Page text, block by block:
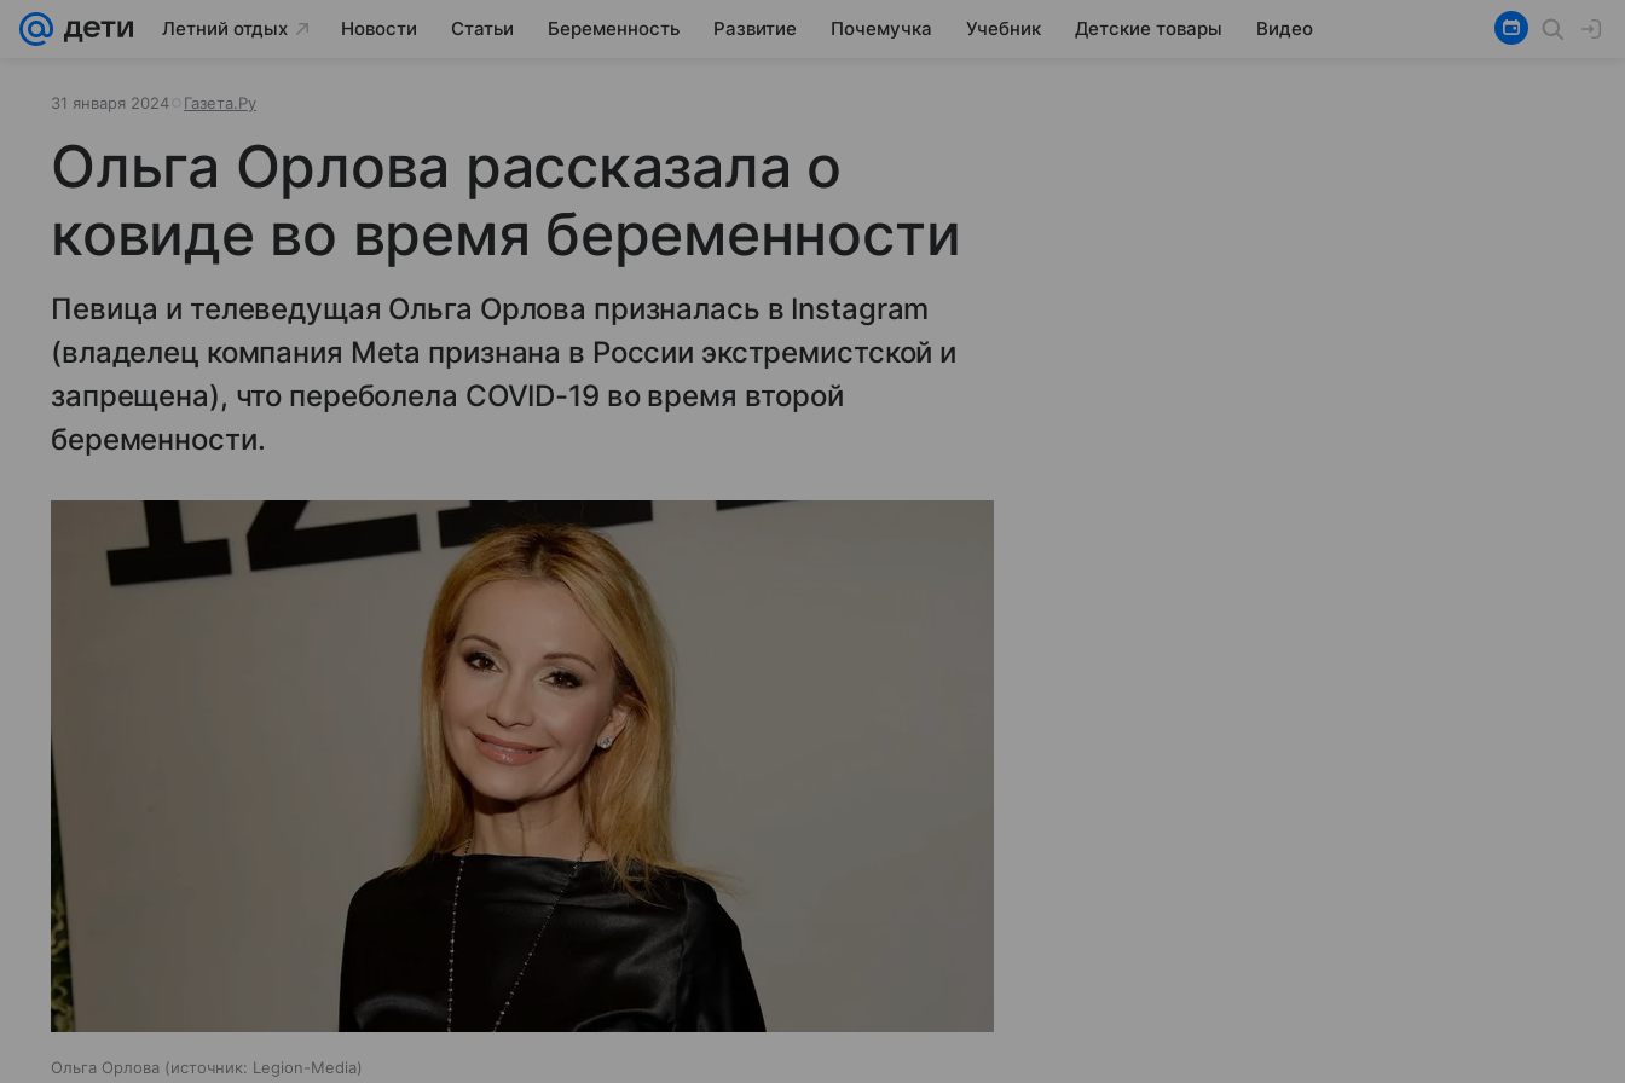
Летний отдых Новости Статьи Беременность Развитие Почемучка Учебник Детские товары Видео
31 января 2024 Газета.Ру
Ольга Орлова рассказала о
ковиде во время беременности
Певица и телеведущая Ольга Орлова призналась в Instagram
(владелец компания Meta признана в России экстремистской и
запрещена), что переболела COVID-19 во время второй
беременности.
Ольга Орлова источник: Legion-Media